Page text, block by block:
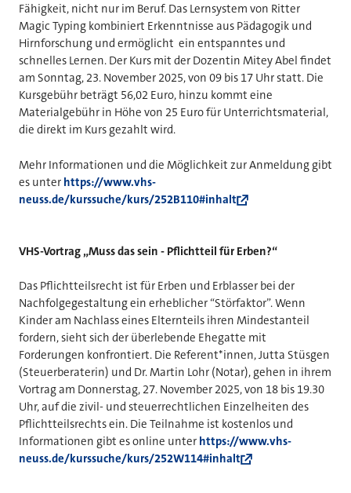
Fähigkeit, nicht nur im Beruf. Das Lernsystem von Ritter
Magic Typing kombiniert Erkenntnisse aus Pädagogik und
Hirnforschung und ermöglicht ein entspanntes und
schnelles Lernen. Der Kurs mit der Dozentin Mitey Abel findet
am Sonntag, 23. November 2025, von 09 bis 17 Uhr statt. Die
Kursgebühr beträgt 56,02 Euro, hinzu kommt eine
Materialgebühr in Höhe von 25 Euro für Unterrichtsmaterial,
die direkt im Kurs gezahlt wird.
Mehr Informationen und die Möglichkeit zur Anmeldung gibt
es unter https://www.vhs-
neuss.de/kurssuche/kurs/252B110#inhalt
VHS-Vortrag „Muss das sein - Pflichtteil für Erben?“
Das Pflichtteilsrecht ist für Erben und Erblasser bei der
Nachfolgegestaltung ein erheblicher “Störfaktor”. Wenn
Kinder am Nachlass eines Elternteils ihren Mindestanteil
fordern, sieht sich der überlebende Ehegatte mit
Forderungen konfrontiert. Die Referent*innen, Jutta Stüsgen
(Steuerberaterin) und Dr. Martin Lohr (Notar), gehen in ihrem
Vortrag am Donnerstag, 27. November 2025, von 18 bis 19.30
Uhr, auf die zivil- und steuerrechtlichen Einzelheiten des
Pflichtteilsrechts ein. Die Teilnahme ist kostenlos und
Informationen gibt es online unter https://www.vhs-
neuss.de/kurssuche/kurs/252W114#inhalt